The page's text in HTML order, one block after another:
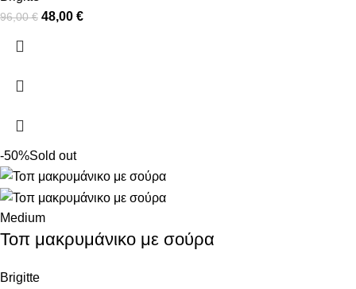
96,00€ 48,00 €
-50%Sold out
Medium
Τοπ μακρυμάνικο με σούρα
Brigitte